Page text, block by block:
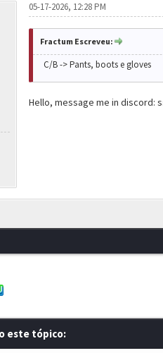
05-17-2026, 12:28 PM
Fractum Escreveu:
C/B -> Pants, boots e gloves
Hello, message me in discord:
este tópico: